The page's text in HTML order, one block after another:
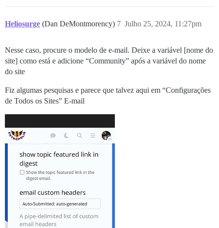
Heliosurge (Dan DeMontmorency) Julho 25, 2024, 11:27pm
7
Nesse caso, procure o modelo de e-mail. Deixe a variável [nome do
site] como está e adicione “Community” após a variável do nome
do site
Fiz algumas pesquisas e parece que talvez aqui em “Configurações
de Todos os Sites” E-mail